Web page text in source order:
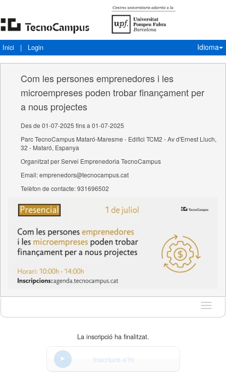
Inici | Login Idioma
Com les persones emprenedores i les
microempreses poden trobar finançament per
a nous projectes
Des de 01-07-2025 fins a 01-07-2025
Parc TecnoCampus Mataró-Maresme - Edifici TCM2 - Av d'Ernest Lluch,
32 - Mataró, Espanya
Organitzat per Servei Emprenedoria TecnoCampus
Email: emprenedors@tecnocampus.cat
Telèfon de contacte: 931696502
Idioma
La inscripció ha finalitzat.
Inscriure-s'hi